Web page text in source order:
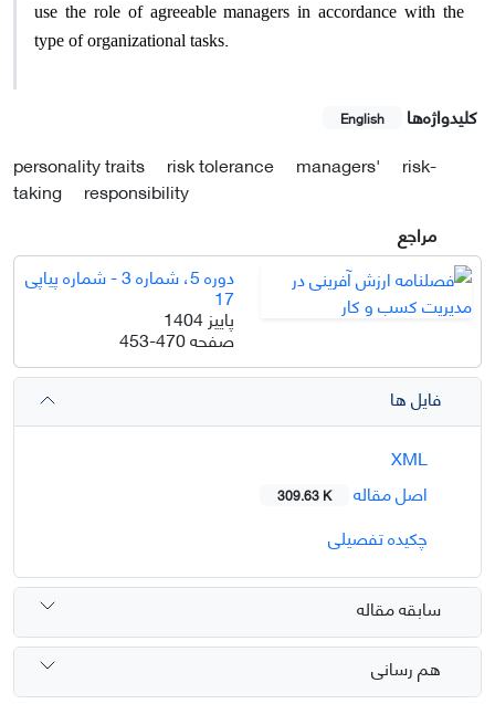
use the role of agreeable managers in accordance with the
type of organizational tasks.
کلیدواژه‌ها English
personality traits risk tolerance managers'
risk-
taking
responsibility
مراجع
دوره 5، شماره 3 - شماره پیاپی
17
پاییز 1404
صفحه453-470
فایل ها
اصل مقاله
309.63 K
چکیده تفصیلی
سابقه مقاله
هم رسانی